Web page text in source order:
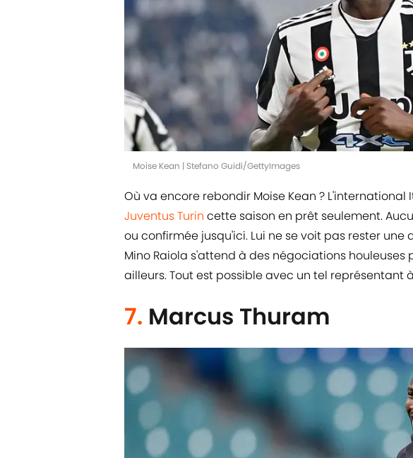
Moise Kean | Stefano Guidi/GettyImages
Où va encore rebondir Moise Kean ?
Juventus Turin cette saison en prêt seulement.
ou confirmée jusqu'ici. Lui ne se voit pas rester une
Mino Raiola s'attend à des négociations houleuses
ailleurs. Tout est possible avec un tel représentant
7. Marcus Thuram